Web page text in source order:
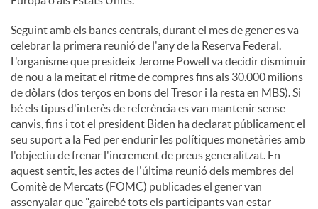
Seguint amb els bancs centrals, durant el mes de gener es va
celebrar la primera reunió de l'any de la Reserva Federal.
L'organisme que presideix Jerome Powell va decidir disminuir
de nou a la meitat el ritme de compres fins als 30.000 milions
de dòlars (dos terços en bons del Tresor i la resta en MBS). Si
bé els tipus d'interès de referència es van mantenir sense
canvis, fins i tot el president Biden ha declarat públicament el
seu suport a la Fed per endurir les polítiques monetàries amb
l'objectiu de frenar l'increment de preus generalitzat. En
aquest sentit, les actes de l'última reunió dels membres del
Comitè de Mercats (FOMC) publicades el gener van
assenyalar que "gairebé tots els participants van estar